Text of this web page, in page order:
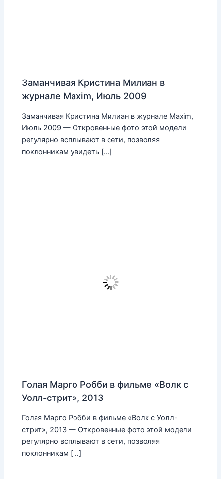
Заманчивая Кристина Милиан в
журнале Maxim, Июль 2009
Заманчивая Кристина Милиан в журнале Maxim,
Июль 2009 — Откровенные фото этой модели
регулярно всплывают в сети, позволяя
поклонникам увидеть […]
Голая Марго Робби в фильме «Волк с
Уолл-стрит», 2013
Голая Марго Робби в фильме «Волк с Уолл-
стрит», 2013 — Откровенные фото этой модели
регулярно всплывают в сети, позволяя
поклонникам […]